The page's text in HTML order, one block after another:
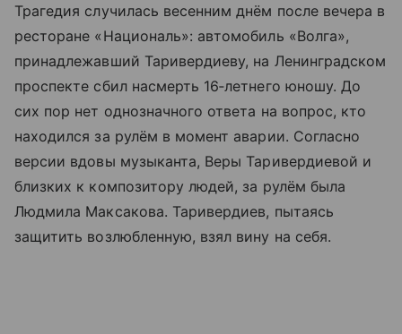
Трагедия случилась весенним днём после вечера в
ресторане «Националь»: автомобиль «Волга»,
принадлежавший Таривердиеву, на Ленинградском
проспекте сбил насмерть 16‑летнего юношу. До
сих пор нет однозначного ответа на вопрос, кто
находился за рулём в момент аварии. Согласно
версии вдовы музыканта, Веры Таривердиевой и
близких к композитору людей, за рулём была
Людмила Максакова. Таривердиев, пытаясь
защитить возлюбленную, взял вину на себя.